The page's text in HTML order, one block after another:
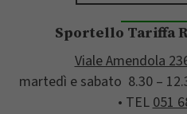
Sportello Tariffa
Viale Amendola
martedì e sabato 8.30 –
• TEL051